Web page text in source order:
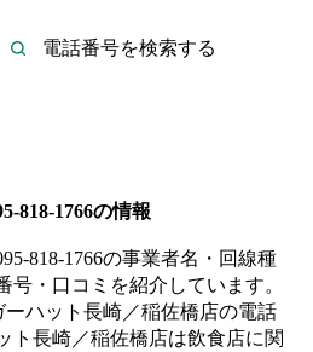
818-1766の情報
818-1766の事業者名・回線種
号・口コミを紹介しています。
ーハット長崎／稲佐橋店の電話
ト長崎／稲佐橋店は飲食店に関